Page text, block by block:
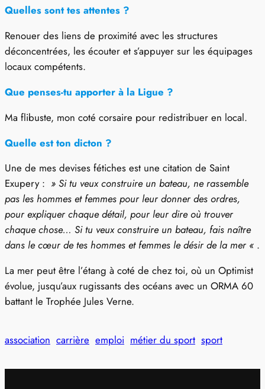
Quelles sont tes attentes ?
Renouer des liens de proximité avec les structures
déconcentrées, les écouter et s’appuyer sur les équipages
locaux compétents.
Que penses-tu apporter à la Ligue ?
Ma flibuste, mon coté corsaire pour redistribuer en local.
Quelle est ton dicton ?
Une de mes devises fétiches est une citation de Saint
Exupery : » Si tu veux construire un bateau, ne rassemble
pas les hommes et femmes pour leur donner des ordres,
pour expliquer chaque détail, pour leur dire où trouver
chaque chose… Si tu veux construire un bateau, fais naître
dans le cœur de tes hommes et femmes le désir de la mer « .
La mer peut être l’étang à coté de chez toi, où un Optimist
évolue, jusqu’aux rugissants des océans avec un ORMA 60
battant le Trophée Jules Verne.
association carrière emploi métier du sport sport